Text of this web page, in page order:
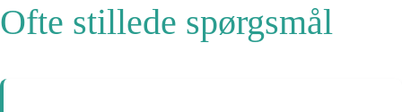
Ofte stillede spørgsmål